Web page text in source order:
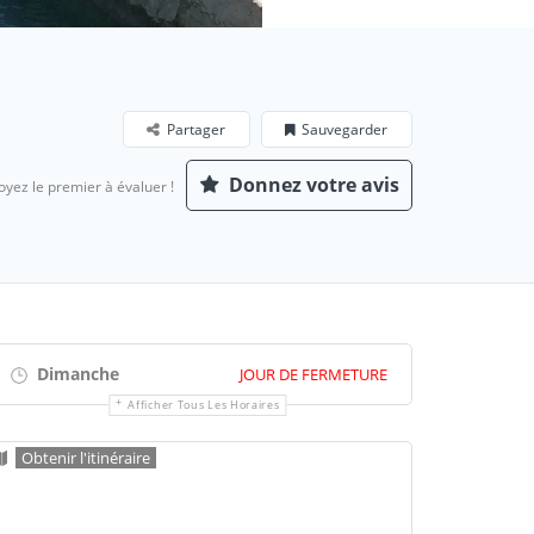
Sauvegarder
Partager
le premier à évaluer ! Donnez votre avis
Dimanche JOUR DE FERMETURE
Afficher Tous Les Horaires
Obtenir l'itinéraire